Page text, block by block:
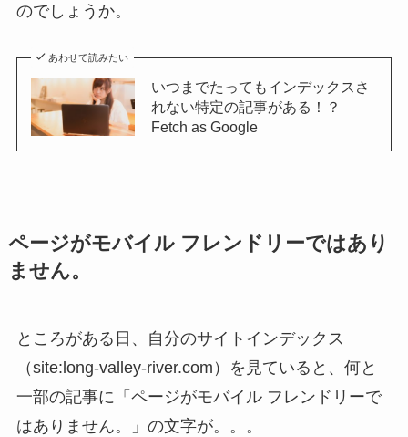
のでしょうか。
あわせて読みたい
いつまでたってもインデックスさ
れない特定の記事がある！？
Fetch as Google
ページがモバイル フレンドリーではあり
ません。
ところがある日、自分のサイトインデックス
（site:long-valley-river.com）を見ていると、何と
一部の記事に「ページがモバイル フレンドリーで
はありません。」の文字が。。。